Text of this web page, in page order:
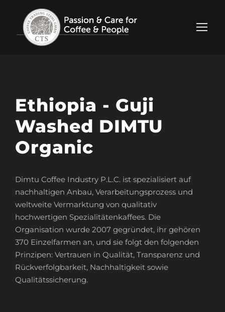
Ethiopia - Guji
Washed DIMTU
Organic
Dimtu Coffee Industry P.L.C. ist spezialisiert auf
nachhaltigen Anbau, Verarbeitungsprozess und
weltweite Vermarktung von qualitativ
hochwertigen Spezialitätenkaffees. Die
Organisation wurde 2007 gegründet, ihr gehören
370 Einzelfarmen an, und sie folgt den folgenden
Prinzipen: Vertrauen in Qualität, Transparenz und
Rückverfolgbarkeit, Nachhaltigkeit sowie
Qualitätssicherung.